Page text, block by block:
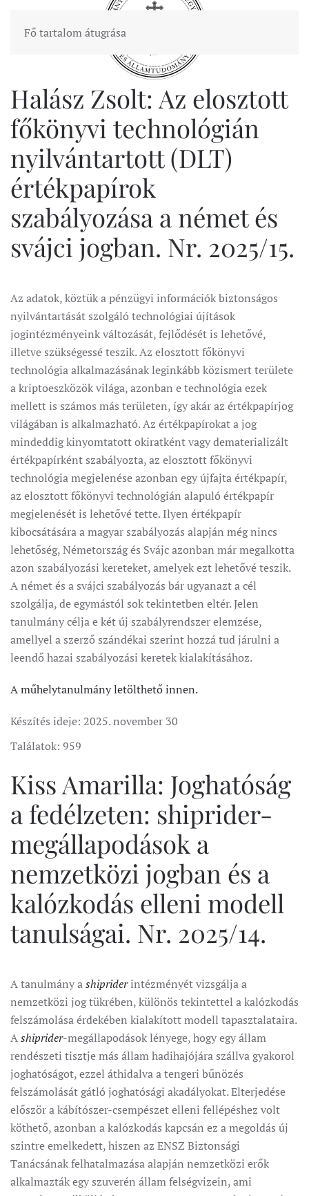
Fő tartalom átugrása
Halász Zsolt: Az elosztott
főkönyvi technológián
nyilvántartott (DLT)
értékpapírok
szabályozása a német és
svájci jogban. Nr. 2025/15.
Az adatok, köztük a pénzügyi információk biztonságos
nyilvántartását szolgáló technológiai újítások
jogintézményeink változását, fejlődését is lehetővé,
illetve szükségessé teszik. Az elosztott főkönyvi
technológia alkalmazásának leginkább közismert területe
a kriptoeszközök világa, azonban e technológia ezek
mellett is számos más területen, így akár az értékpapírjog
világában is alkalmazható. Az értékpapírokat a jog
mindeddig kinyomtatott okiratként vagy dematerializált
értékpapírként szabályozta, az elosztott főkönyvi
technológia megjelenése azonban egy újfajta értékpapír,
az elosztott főkönyvi technológián alapuló értékpapír
megjelenését is lehetővé tette. Ilyen értékpapír
kibocsátására a magyar szabályozás alapján még nincs
lehetőség, Németország és Svájc azonban már megalkotta
azon szabályozási kereteket, amelyek ezt lehetővé teszik.
A német és a svájci szabályozás bár ugyanazt a cél
szolgálja, de egymástól sok tekintetben eltér. Jelen
tanulmány célja e két új szabályrendszer elemzése,
amellyel a szerző szándékai szerint hozzá tud járulni a
leendő hazai szabályozási keretek kialakításához.
A műhelytanulmány letölthető innen.
Készítés ideje: 2025. november 30
Találatok: 959
Kiss Amarilla: Joghatóság
a fedélzeten: shiprider-
megállapodások a
nemzetközi jogban és a
kalózkodás elleni modell
tanulságai. Nr. 2025/14.
A tanulmány ashipriderintézményét vizsgálja a
nemzetközi jog tükrében, különös tekintettel a kalózkodás
felszámolása érdekében kialakított modell tapasztalataira.
Ashiprider-megállapodások lényege, hogy egy állam
rendészeti tisztje más állam hadihajójára szállva gyakorol
joghatóságot, ezzel áthidalva a tengeri bűnözés
felszámolását gátló joghatósági akadályokat. Elterjedése
először a kábítószer-csempészet elleni fellépéshez volt
köthető, azonban a kalózkodás kapcsán ez a megoldás új
szintre emelkedett, hiszen az ENSZ Biztonsági
Tanácsának felhatalmazása alapján nemzetközi erők
alkalmazták egy szuverén állam felségvizein, ami